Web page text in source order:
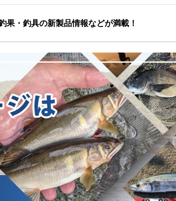
果・釣具の新製品情報などが満載！